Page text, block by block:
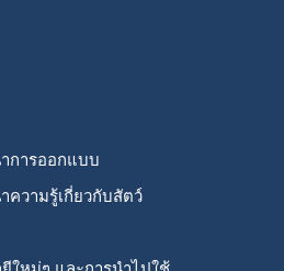
การออกแบบ
ความรู้เกี่ยวกับสัตว์